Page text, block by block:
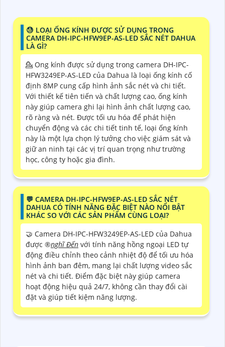
😓 LOẠI ỐNG KÍNH ĐƯỢC SỬ DỤNG TRONG
CAMERA DH-IPC-HFW9EP-AS-LED SẮC NÉT DAHUA
LÀ GÌ?
💁 Ong kính được sử dụng trong camera DH-IPC-
HFW3249EP-AS-LED của Dahua là loại ống kính cố
định 8MP cung cấp hình ảnh sắc nét và chi tiết.
Với thiết kế tiên tiến và chất lượng cao, ống kính
này giúp camera ghi lại hình ảnh chất lượng cao,
rõ ràng và nét. Được tối ưu hóa để phát hiện
chuyển động và các chi tiết tinh tế, loại ống kính
này là một lựa chọn lý tưởng cho việc giám sát và
giữ an ninh tại các vị trí quan trọng như trường
học, công ty hoặc gia đình.
️💬 CAMERA DH-IPC-HFW9EP-AS-LED SẮC NÉT
DAHUA CÓ TÍNH NĂNG ĐẶC BIỆT NÀO NỔI BẬT
KHÁC SO VỚI CÁC SẢN PHẨM CÙNG LOẠI?
🤝 Camera DH-IPC-HFW3249EP-AS-LED của Dahua
được ®️nghĩ Đến với tính năng hồng ngoại LED tự
động điều chỉnh theo cảnh nhiệt độ để tối ưu hóa
hình ảnh ban đêm, mang lại chất lượng video sắc
nét và chi tiết. Điểm đặc biệt này giúp camera
hoạt động hiệu quả 24/7, không cần thay đổi cài
đặt và giúp tiết kiệm năng lượng.